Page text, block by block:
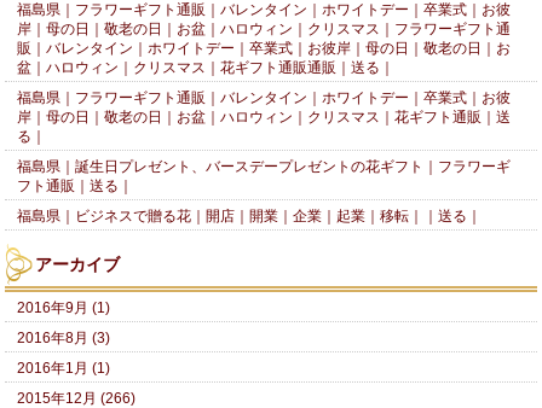
福島県｜フラワーギフト通販｜バレンタイン｜ホワイトデー｜卒業式｜お彼
岸｜母の日｜敬老の日｜お盆｜ハロウィン｜クリスマス｜フラワーギフト通
販｜バレンタイン｜ホワイトデー｜卒業式｜お彼岸｜母の日｜敬老の日｜お
盆｜ハロウィン｜クリスマス｜花ギフト通販通販｜送る｜
福島県｜フラワーギフト通販｜バレンタイン｜ホワイトデー｜卒業式｜お彼
岸｜母の日｜敬老の日｜お盆｜ハロウィン｜クリスマス｜花ギフト通販｜送
る｜
福島県｜誕生日プレゼント、バースデープレゼントの花ギフト｜フラワーギ
フト通販｜送る｜
福島県｜ビジネスで贈る花｜開店｜開業｜企業｜起業｜移転｜｜送る｜
アーカイブ
2016年9月 (1)
2016年8月 (3)
2016年1月 (1)
2015年12月 (266)